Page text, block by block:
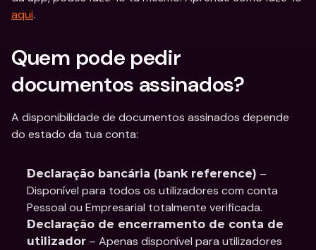
aqui.
Quem pode pedir
documentos assinados?
A disponibilidade de documentos assinados depende
do estado da tua conta:
Declaração bancária (bank reference) –
Disponível para todos os utilizadores com conta
Pessoal ou Empresarial totalmente verificada.
Declaração de encerramento de conta de
utilizador – Apenas disponível para utilizadores